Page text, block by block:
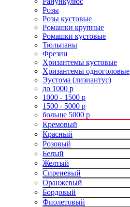
Розы
Розы кустовые
Ромашки крупные
Ромашки кустовые
Тюльпаны
Фрезии
Хризантемы кустовые
Хризантемы одноголовые
Эустома (лизиантус)
до 1000 р
1000 - 1500 р
1500 - 5000 р
больше 5000 р
Кремовый
Красный
Розовый
Белый
Желтый
Сиреневый
Оранжевый
Бордовый
Фиолетовый